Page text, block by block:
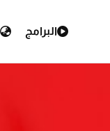
البرامج